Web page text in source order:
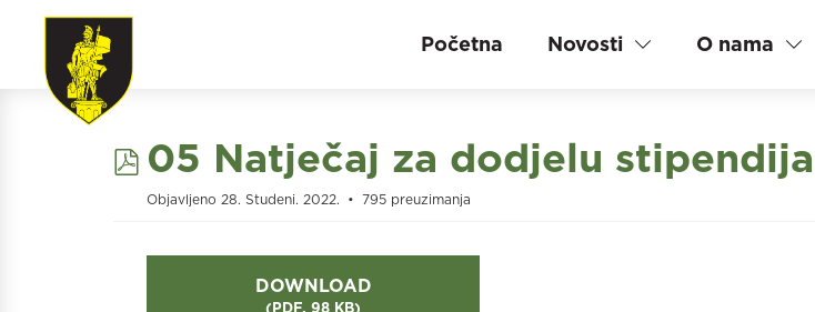
Početna Novosti O nama
pdf
05 Natječaj za dodjelu
Objavljeno 28. Studeni. 2022. 795 preuzimanja
DOWNLOAD
( PDF, 98 KB)